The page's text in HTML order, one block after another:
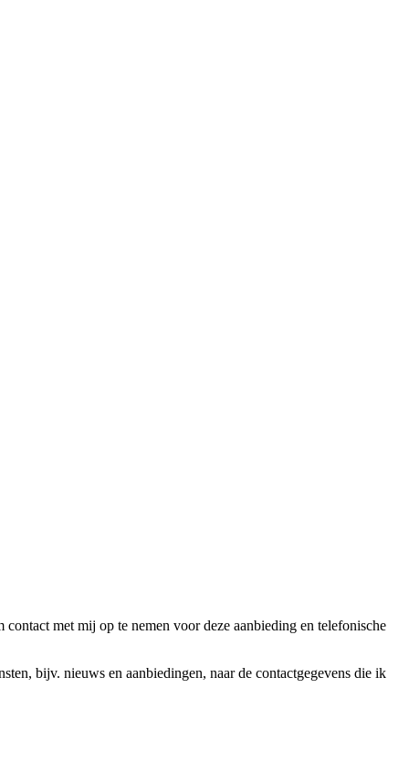
met mij op te nemen voor deze aanbieding en telefonische
bijv. nieuws en aanbiedingen, naar de contactgegevens die ik